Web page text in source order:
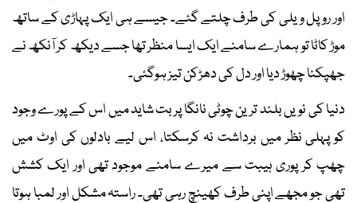
اور روپل ویلی کی طرف چلتے گئے۔ جیسے ہی ایک پہاڑی کے ساتھ
موڑ کاٹا تو ہمارے سامنے ایک ایسا منظر تھا جسے دیکھ کر آنکھ نے
جھپکنا چھوڑ دیا اور دل کی دھڑکن تیز ہوگئی۔
دنیا کی نویں بلند ترين چوٹی نانگا پربت شاید میں اس کے پورے وجود
کو پہلی نظر میں برداشت نہ کرسکتا، اس لیے بادلوں کی اوٹ میں
چھپ کر پوری ہیبت سے میرے سامنے موجود تھی اور ایک کشش
تھی جو مجھے اپنی طرف کھینچ رہی تھی۔ راستہ مشکل اور لمبا ہوتا